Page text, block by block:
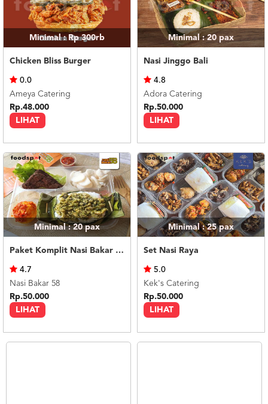
Minimal : Rp 300rb
Chicken Bliss Burger
LIHAT
0.0
Ameya Catering
Rp.48.000
Minimal : 20 pax
Nasi Jinggo Bali
LIHAT
4.8
Adora Catering
Rp.50.000
Minimal : 20pax
Paket Komplit Nasi Bakar Ayam Cabe Ijo
LIHAT
4.7
Nasi Bakar 58
Rp.50.000
Minimal : 25pax
Set Nasi Raya
LIHAT
5.0
Kek's Catering
Rp.50.000